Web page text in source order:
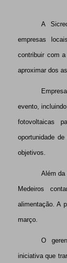
A
empresas
contribuir com
aproximar dos
evento,
fotovoltaicas
oportunidade
objetivos.
Além da
Medeiros
alimentação. A
março.
O
iniciativa que